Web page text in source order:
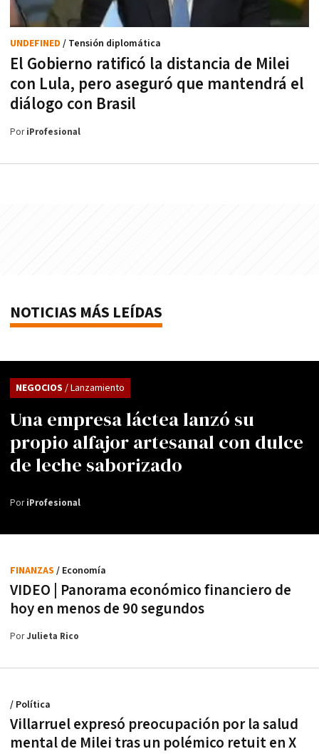
El Gobierno ratificó la distancia de Milei
con Lula, pero aseguró que mantendrá el
diálogo con Brasil
UNDEFINED / Tensión diplomática
PoriProfesional
NOTICIAS MÁS LEÍDAS
Una empresa láctea lanzó su
propio alfajor artesanal con dulce
de leche saborizado
NEGOCIOS / Lanzamiento
PoriProfesional
VIDEO | Panorama económico financiero de
hoy en menos de 90 segundos
FINANZAS / Economía
PorJulieta Rico
Villarruel expresó preocupación por la salud
mental de Milei tras un polémico retuit en X
/ Política